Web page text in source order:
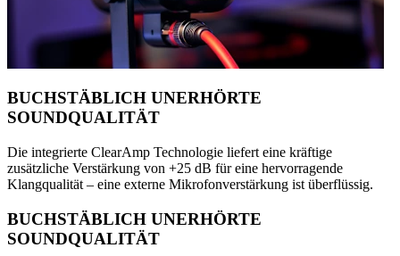
BUCHSTÄBLICH UNERHÖRTE
SOUNDQUALITÄT
Die integrierte ClearAmp Technologie liefert eine kräftige
zusätzliche Verstärkung von +25 dB für eine hervorragende
Klangqualität – eine externe Mikrofonverstärkung ist überflüssig.
BUCHSTÄBLICH UNERHÖRTE
SOUNDQUALITÄT